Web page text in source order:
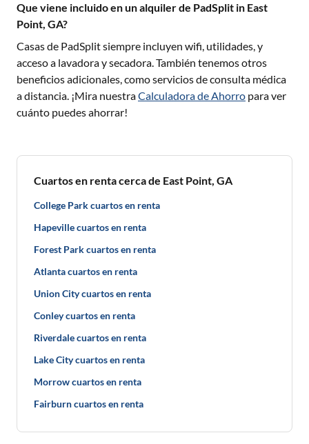
Que viene incluido en un alquiler de PadSplit in East
Point, GA?
Casas de PadSplit siempre incluyen wifi, utilidades, y
acceso a lavadora y secadora. También tenemos otros
beneficios adicionales, como servicios de consulta médica
a distancia. ¡Mira nuestraCalculadora de Ahorro para ver
cuánto puedes ahorrar!
Cuartos en renta cerca de East Point, GA
College Park cuartos en renta
Hapeville cuartos en renta
Forest Park cuartos en renta
Atlanta cuartos en renta
Union City cuartos en renta
Conley cuartos en renta
Riverdale cuartos en renta
Lake City cuartos en renta
Morrow cuartos en renta
Fairburn cuartos en renta